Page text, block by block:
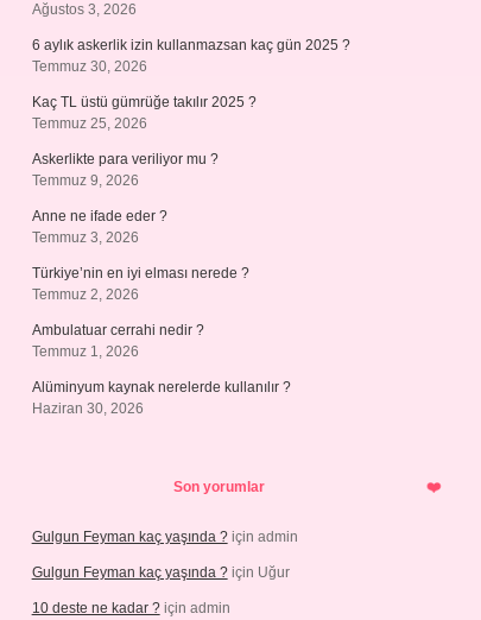
Ağustos 3, 2026
6 aylık askerlik izin kullanmazsan kaç gün 2025 ?
Temmuz 30, 2026
Kaç TL üstü gümrüğe takılır 2025 ?
Temmuz 25, 2026
Askerlikte para veriliyor mu ?
Temmuz 9, 2026
Anne ne ifade eder ?
Temmuz 3, 2026
Türkiye’nin en iyi elması nerede ?
Temmuz 2, 2026
Ambulatuar cerrahi nedir ?
Temmuz 1, 2026
Alüminyum kaynak nerelerde kullanılır ?
Haziran 30, 2026
Son yorumlar
Gulgun Feyman kaç yaşında ?için admin
Gulgun Feyman kaç yaşında ?için Uğur
10 deste ne kadar ?için admin